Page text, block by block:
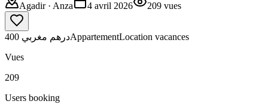
Agadir· Anza 4 avril 2026 209 vues
400 درهم مغربيAppartementLocation vacances
Vues
209
Users booking